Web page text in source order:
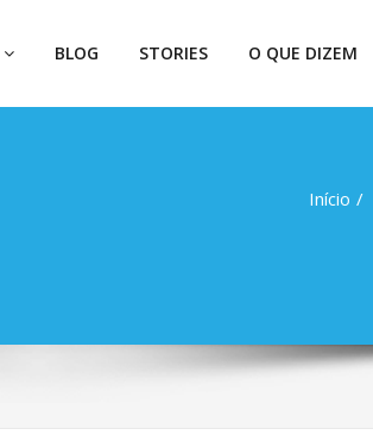
BLOG STORIES O QUE DIZEM
Início